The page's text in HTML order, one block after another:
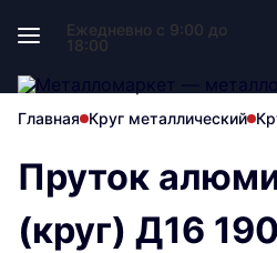
Ежедневно с 9:00 до
18:00
Главная Круг металлический
Пруток
(круг) Д16